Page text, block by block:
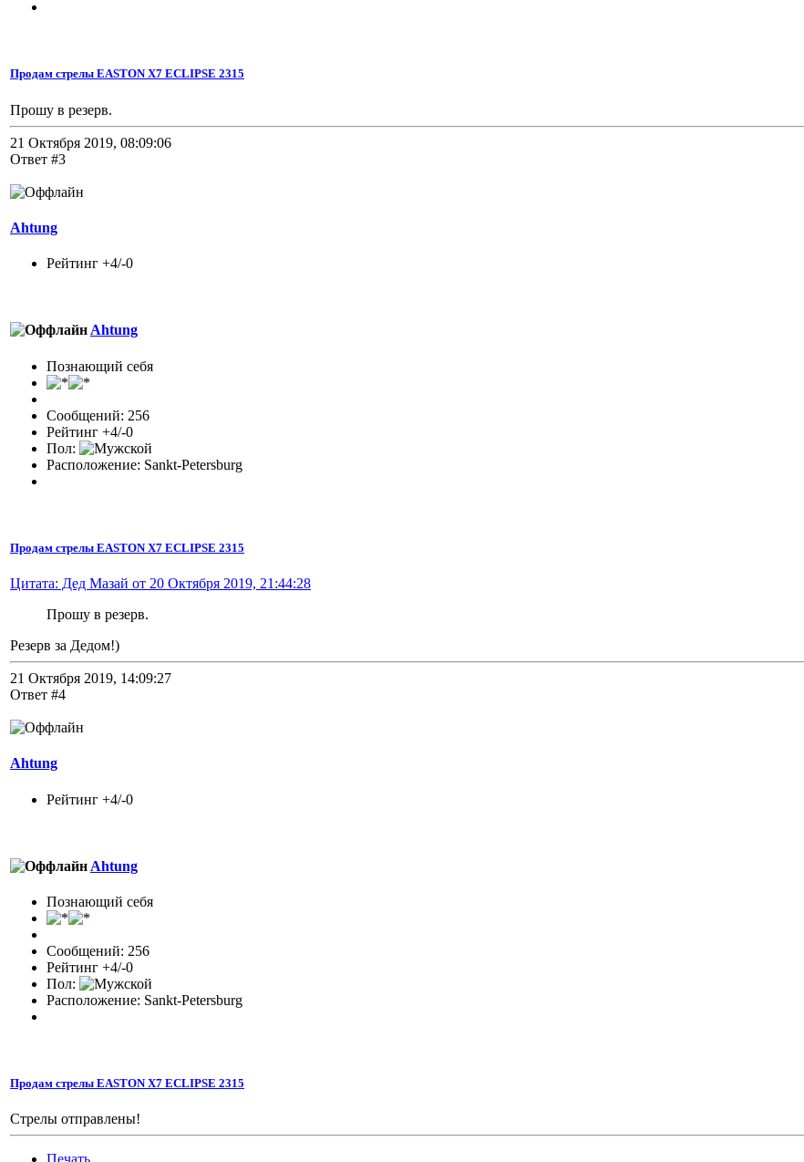
Продам стрелы EASTON X7 ECLIPSE 2315
Прошу в резерв.
21 Октября 2019, 08:09:06
Ответ #3
Ahtung
Рейтинг +4/-0
Ahtung
Познающий себя
Сообщений: 256
Рейтинг +4/-0
Пол:
Расположение: Sankt-Petersburg
Продам стрелы EASTON X7 ECLIPSE 2315
Цитата: Дед Мазай от 20 Октября 2019, 21:44:28
Прошу в резерв.
Резерв за Дедом!)
21 Октября 2019, 14:09:27
Ответ #4
Ahtung
Рейтинг +4/-0
Ahtung
Познающий себя
Сообщений: 256
Рейтинг +4/-0
Пол:
Расположение: Sankt-Petersburg
Продам стрелы EASTON X7 ECLIPSE 2315
Стрелы отправлены!